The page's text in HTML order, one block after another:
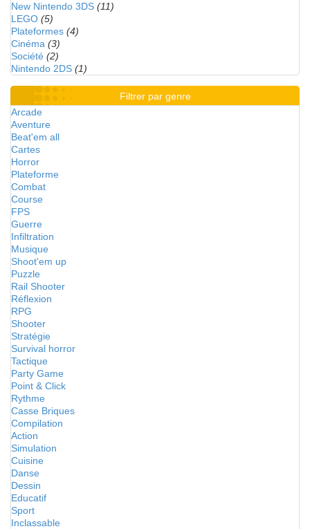
New Nintendo 3DS (11)
LEGO (5)
Plateformes (4)
Cinéma (3)
Société (2)
Nintendo 2DS (1)
Filtrer par genre
Arcade
Aventure
Beat'em all
Cartes
Horror
Plateforme
Combat
Course
FPS
Guerre
Infiltration
Musique
Shoot'em up
Puzzle
Rail Shooter
Réflexion
RPG
Shooter
Stratégie
Survival horror
Tactique
Party Game
Point & Click
Rythme
Casse Briques
Compilation
Action
Simulation
Cuisine
Danse
Dessin
Educatif
Sport
Inclassable